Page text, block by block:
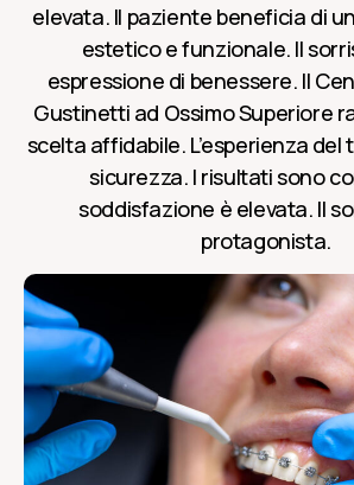
elevata. Il paziente beneficia di
estetico e funzionale. Il
espressione di benessere. Il
Gustinetti ad Ossimo Superiore
scelta affidabile. L’esperienza
sicurezza. I risultati sono
soddisfazione è elevata. Il
protagonista.